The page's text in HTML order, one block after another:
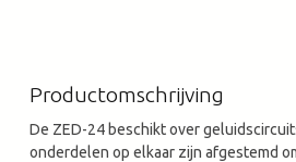
Productomschrijving
De ZED-24 beschikt over
onderdelen op elkaar zijn afgestemd